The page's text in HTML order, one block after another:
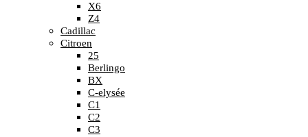
X6
Z4
Cadillac
Citroen
25
Berlingo
BX
C-elysée
C1
C2
C3